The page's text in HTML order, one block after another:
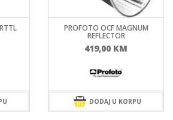
PROFOTO OCF MAGNUM
REFLECTOR
419,00 KM
DODAJ U KORPU